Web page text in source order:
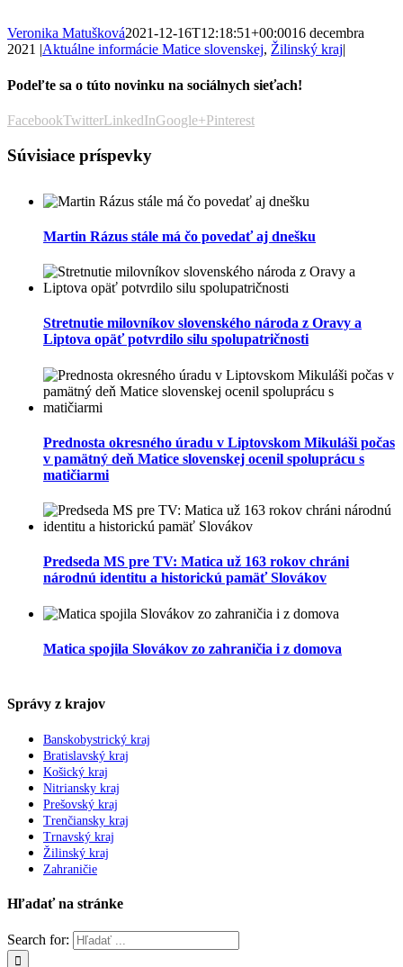
Veronika Matušková2021-12-16T12:18:51+00:0016 decembra
2021 |Aktuálne informácie Matice slovenskej, Žilinský kraj|
Podeľte sa o túto novinku na sociálnych sieťach!
FacebookTwitterLinkedInGoogle+Pinterest
Súvisiace príspevky
Martin Rázus stále má čo povedať aj dnešku
Stretnutie milovníkov slovenského národa z Oravy a
Liptova opäť potvrdilo silu spolupatričnosti
Prednosta okresného úradu v Liptovskom Mikuláši počas
v pamätný deň Matice slovenskej ocenil spoluprácu s
matičiarmi
Predseda MS pre TV: Matica už 163 rokov chráni
národnú identitu a historickú pamäť Slovákov
Matica spojila Slovákov zo zahraničia i z domova
Správy z krajov
Banskobystrický kraj
Bratislavský kraj
Košický kraj
Nitriansky kraj
Prešovský kraj
Trenčiansky kraj
Trnavský kraj
Žilinský kraj
Zahraničie
Hľadať na stránke
Search for: